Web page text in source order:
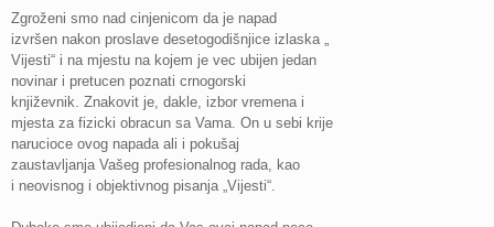
Zgroženi smo nad cinjenicom da je napad
izvršen nakon proslave desetogodišnjice izlaska „
Vijesti“ i na mjestu na kojem je vec ubijen jedan
novinar i pretucen poznati crnogorski
književnik. Znakovit je, dakle, izbor vremena i
mjesta za fizicki obracun sa Vama. On u sebi krije
narucioce ovog napada ali i pokušaj
zaustavljanja Vašeg profesionalnog rada, kao
i neovisnog i objektivnog pisanja „Vijesti“.